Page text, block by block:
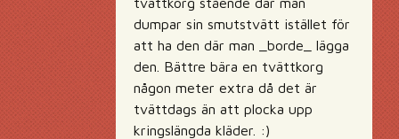
dumpar sin smutstvätt istället för
att ha den där man _borde_ lägga
den. Bättre bära en tvättkorg
någon meter extra då det är
tvättdags än att plocka upp
kringslängda kläder. :)